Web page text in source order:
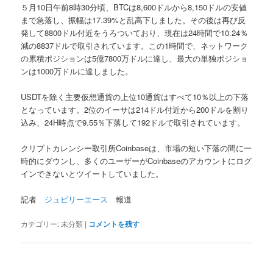
５月10日午前8時30分頃、BTCは8,600ドルから8,150ドルの安値
まで急落し、振幅は17.39%と乱高下しました。その後は再び反
発して8800ドル付近をうろついており、現在は24時間で10.24％
減の8837ドルで取引されています。この1時間で、ネットワーク
の累積ポジションは5億7800万ドルに達し、最大の単独ポジショ
ンは1000万ドルに達しました。
USDTを除く主要仮想通貨の上位10通貨はすべて10％以上の下落
となっています。2位のイーサは214ドル付近から200ドルを割り
込み、24H時点で9.55％下落して192ドルで取引されています。
クリプトカレンシー取引所Coinbaseは、市場の短い下落の間に一
時的にダウンし、多くのユーザーがCoinbaseのアカウントにログ
インできないとツイートしていました。
記者 ジュビリーエース 報道
カテゴリー:未分類 | コメントを残す